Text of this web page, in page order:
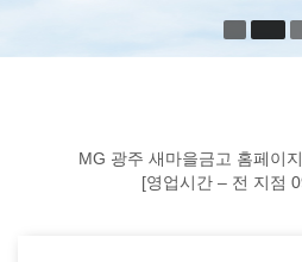
MG 광주 새마을금고 홈페이
[영업시간 – 전 지점